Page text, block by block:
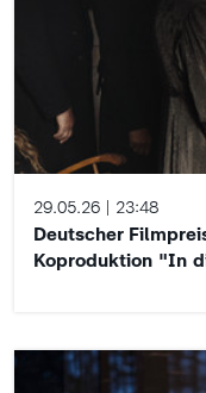
29.05.26 23:48
Deutscher
Koproduktion "In